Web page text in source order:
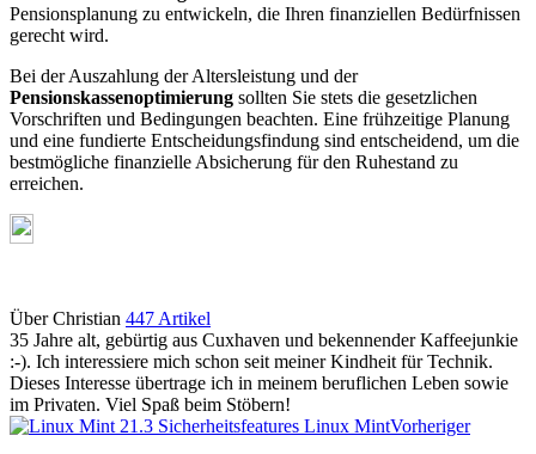
Pensionsplanung zu entwickeln, die Ihren finanziellen Bedürfnissen
gerecht wird.
Bei der Auszahlung der Altersleistung und der
Pensionskassenoptimierung sollten Sie stets die gesetzlichen
Vorschriften und Bedingungen beachten. Eine frühzeitige Planung
und eine fundierte Entscheidungsfindung sind entscheidend, um die
bestmögliche finanzielle Absicherung für den Ruhestand zu
erreichen.
Über Christian 447 Artikel
35 Jahre alt, gebürtig aus Cuxhaven und bekennender Kaffeejunkie
:-). Ich interessiere mich schon seit meiner Kindheit für Technik.
Dieses Interesse übertrage ich in meinem beruflichen Leben sowie
im Privaten. Viel Spaß beim Stöbern!
Webseite
Vorheriger